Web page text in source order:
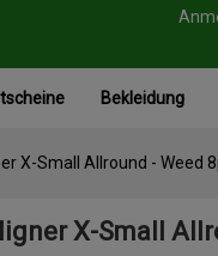
Bekleidung
X-Small Allround - Weed
X-Small